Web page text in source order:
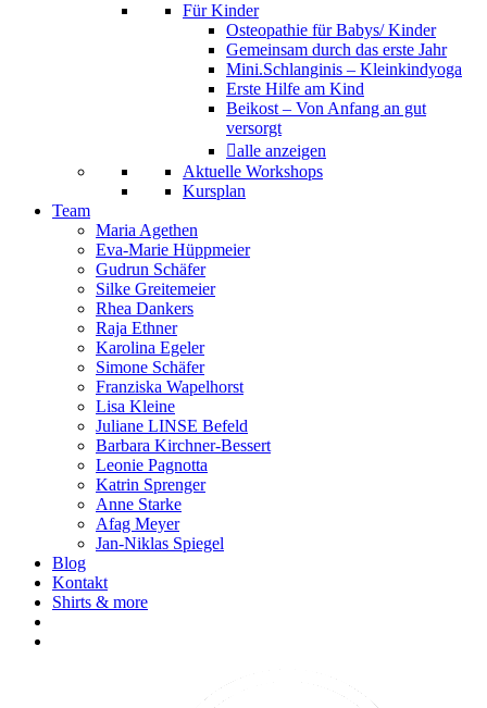
Für Kinder
Osteopathie für Babys/ Kinder
Gemeinsam durch das erste Jahr
Mini.Schlanginis – Kleinkindyoga
Erste Hilfe am Kind
Beikost – Von Anfang an gut
versorgt
alle anzeigen
Aktuelle Workshops
Kursplan
Team
Maria Agethen
Eva-Marie Hüppmeier
Gudrun Schäfer
Silke Greitemeier
Rhea Dankers
Raja Ethner
Karolina Egeler
Simone Schäfer
Franziska Wapelhorst
Lisa Kleine
Juliane LINSE Befeld
Barbara Kirchner-Bessert
Leonie Pagnotta
Katrin Sprenger
Anne Starke
Afag Meyer
Jan-Niklas Spiegel
Blog
Kontakt
Shirts & more